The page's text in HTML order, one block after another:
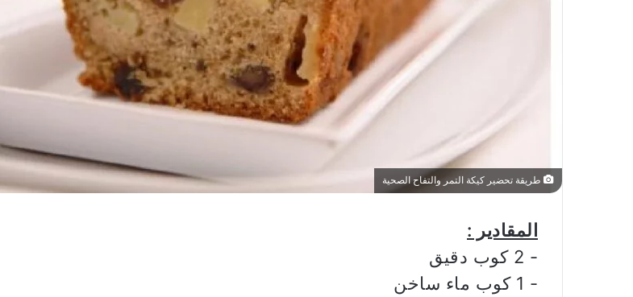
طريقة تحضير كيكة التمر والتفاح الصحية
المقادير :
‏- 2 كوب دقيق
‏- 1 كوب ماء ساخن